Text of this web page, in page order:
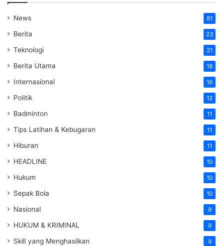
News 81
Berita 23
Teknologi 21
Berita Utama 18
Internasional 16
Politik 12
Badminton 11
Tips Latihan & Kebugaran 11
Hiburan 11
HEADLINE 10
Hukum 10
Sepak Bola 10
Nasional 9
HUKUM & KRIMINAL 9
Skill yang Menghasilkan 9